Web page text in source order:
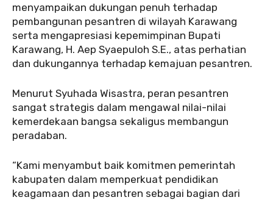
menyampaikan dukungan penuh terhadap
pembangunan pesantren di wilayah Karawang
serta mengapresiasi kepemimpinan Bupati
Karawang, H. Aep Syaepuloh S.E., atas perhatian
dan dukungannya terhadap kemajuan pesantren.
Menurut Syuhada Wisastra, peran pesantren
sangat strategis dalam mengawal nilai-nilai
kemerdekaan bangsa sekaligus membangun
peradaban.
“Kami menyambut baik komitmen pemerintah
kabupaten dalam memperkuat pendidikan
keagamaan dan pesantren sebagai bagian dari